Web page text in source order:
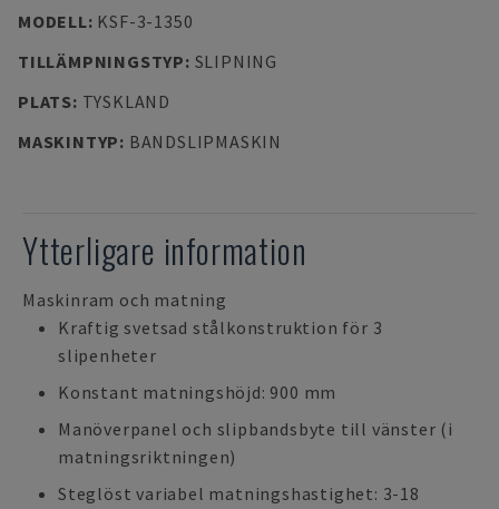
MODELL: KSF-3-1350
TILLÄMPNINGSTYP: SLIPNING
PLATS: TYSKLAND
MASKINTYP: BANDSLIPMASKIN
Ytterligare information
Maskinram och matning
Kraftig svetsad stålkonstruktion för 3
slipenheter
Konstant matningshöjd: 900 mm
Manöverpanel och slipbandsbyte till vänster (i
matningsriktningen)
Steglöst variabel matningshastighet: 3-18